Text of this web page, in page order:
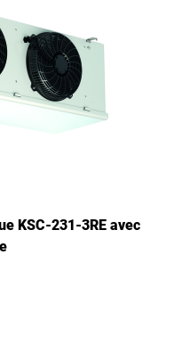
KSC-231-3RE avec